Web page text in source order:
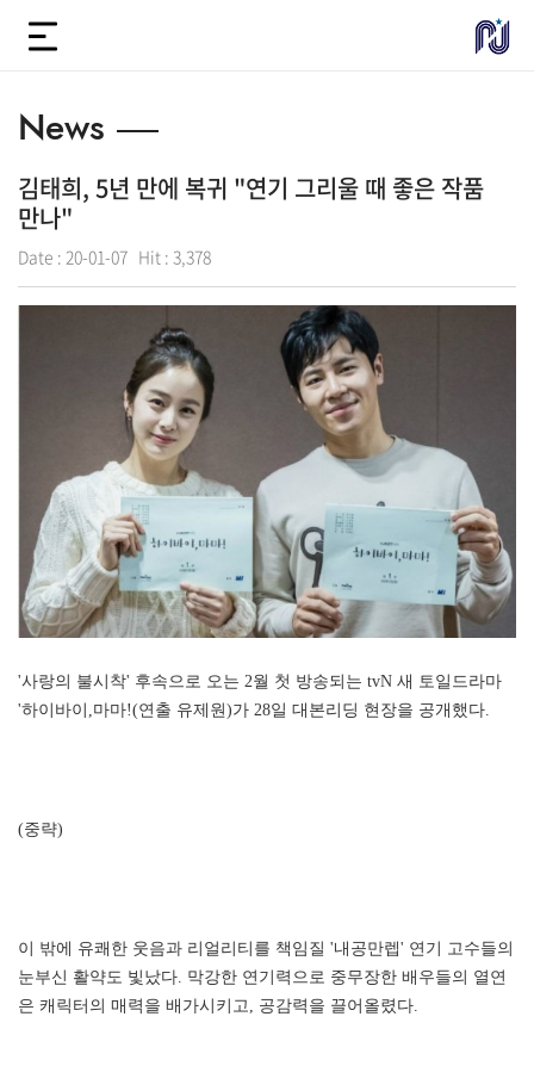
News
김태희, 5년 만에 복귀 "연기 그리울 때 좋은 작품
만나"
Date : 20-01-07 Hit : 3,378
'사랑의 불시착' 후속으로 오는 2월 첫 방송되는 tvN 새 토일드라마
'하이바이,마마!(연출 유제원)가 28일 대본리딩 현장을 공개했다.
(중략)
이 밖에 유쾌한 웃음과 리얼리티를 책임질 '내공만렙' 연기 고수들의
눈부신 활약도 빛났다. 막강한 연기력으로 중무장한 배우들의 열연
은 캐릭터의 매력을 배가시키고, 공감력을 끌어올렸다.